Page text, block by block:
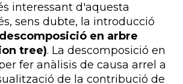
interessant d'aquesta
sens dubte, la introducció
en arbre
tree). La descomposició en
fer anàlisis de causa arrel a
de la contribució de